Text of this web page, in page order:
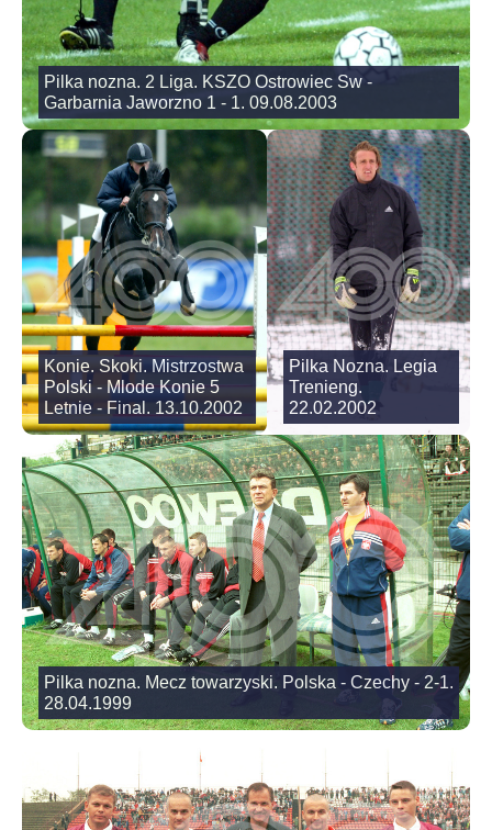
Pilka nozna. 2 Liga. KSZO Ostrowiec Sw -
Garbarnia Jaworzno 1 - 1. 09.08.2003
Konie. Skoki. Mistrzostwa
Polski - Mlode Konie 5
Letnie - Final. 13.10.2002
Pilka Nozna. Legia
Trenieng.
22.02.2002
Pilka nozna. Mecz towarzyski. Polska - Czechy - 2-1.
28.04.1999